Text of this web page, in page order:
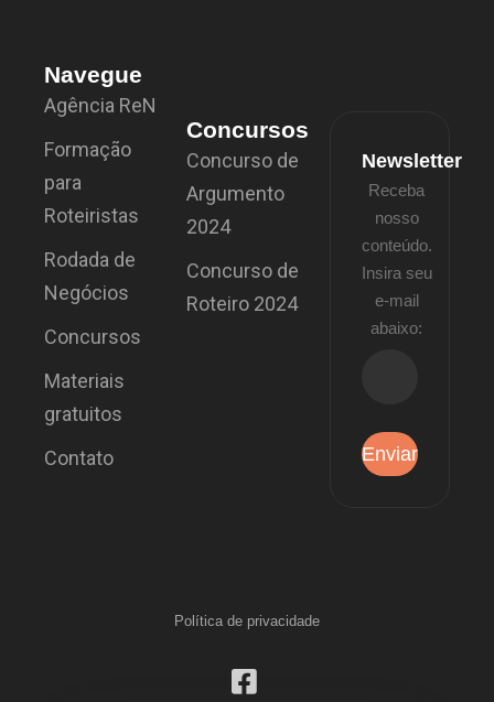
Navegue
Agência ReN
Formação
para
Roteiristas
Rodada de
Negócios
Concursos
Materiais
gratuitos
Contato
Concursos
Concurso de
Argumento
2024
Concurso de
Roteiro 2024
Newsletter
Receba
nosso
conteúdo.
Insira seu
e-mail
abaixo:
Política de privacidade